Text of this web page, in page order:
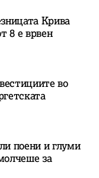
Крива
8 е врвен
во
поени и глуми
за